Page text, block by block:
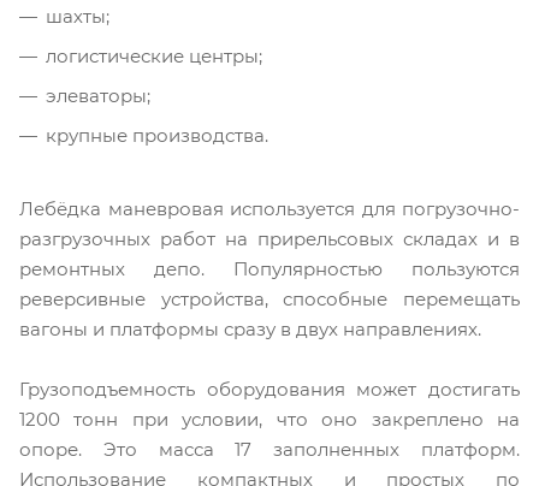
шахты;
логистические центры;
элеваторы;
крупные производства.
Лебёдка маневровая используется для погрузочно-
разгрузочных работ на прирельсовых складах и в
ремонтных депо. Популярностью пользуются
реверсивные устройства, способные перемещать
вагоны и платформы сразу в двух направлениях.
Грузоподъемность оборудования может достигать
1200 тонн при условии, что оно закреплено на
опоре. Это масса 17 заполненных платформ.
Использование компактных и простых по